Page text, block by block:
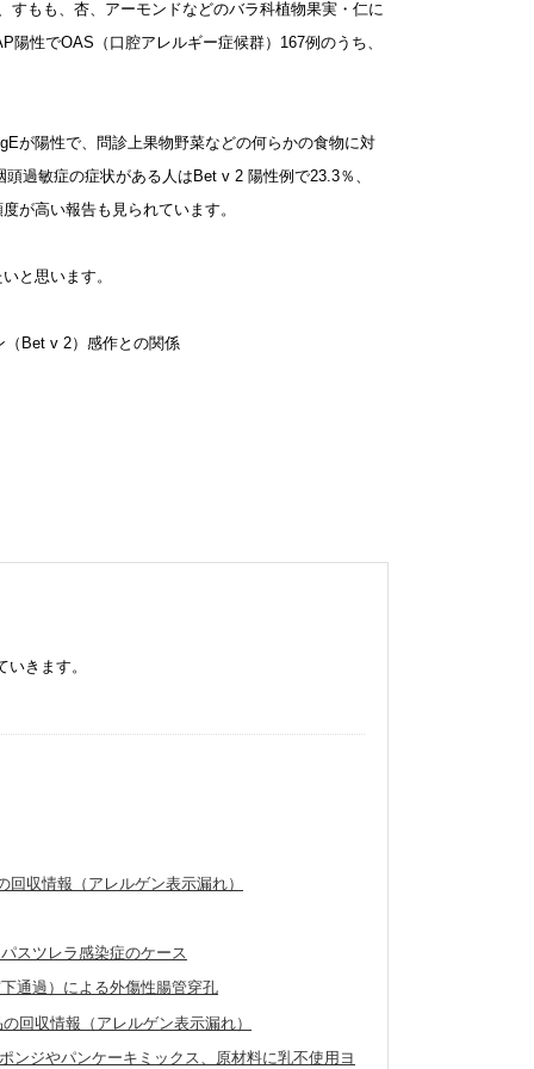
もも、杏、アーモンドなどのバラ科植物果実・仁に
性でOAS（口腔アレルギー症候群）167例のうち、
が陽性で、問診上果物野菜などの何らかの食物に対
過敏症の症状がある人はBet v 2 陽性例で23.3％、
が高い報告も見られています。
と思います。
（Bet v 2）感作との関係
きます。
収情報（アレルゲン表示漏れ）
スツレラ感染症のケース
通過）による外傷性腸管穿孔
回収情報（アレルゲン表示漏れ）
ンジやパンケーキミックス、原材料に乳不使用ヨ